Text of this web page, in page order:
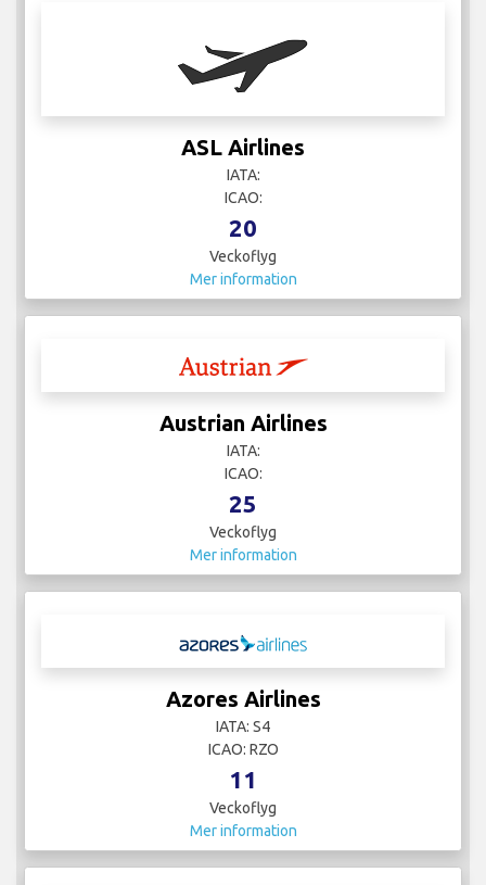
ASL Airlines
IATA:
ICAO:
20
Veckoflyg
Mer information
Austrian Airlines
IATA:
ICAO:
25
Veckoflyg
Mer information
Azores Airlines
IATA: S4
ICAO: RZO
11
Veckoflyg
Mer information